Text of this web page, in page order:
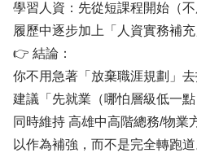
學習人資：先從短課程開始（
履歷中逐步加上「人資實務補充
👉 結論：
你不用急著「放棄職涯規劃」
建議「先就業（哪怕層級低一
同時維持 高雄中高階總務/物業
以作為補強，而不是完全轉跑道